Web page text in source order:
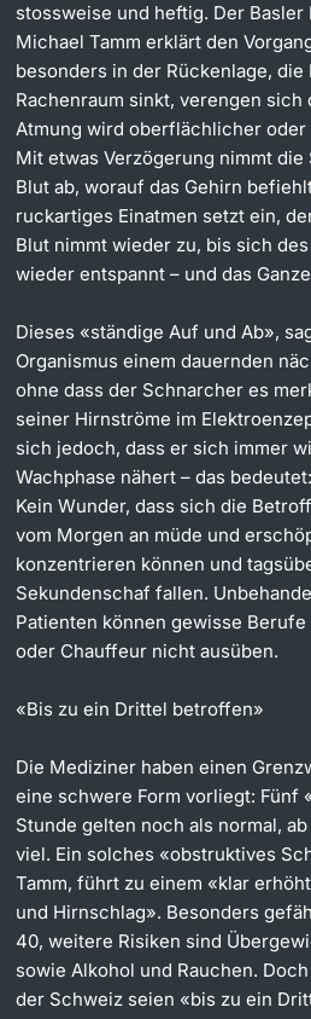
stossweise und heftig. Der Basler
Michael Tamm erklärt den
besonders in der Rückenlage,
Rachenraum sinkt, verengen sich
Atmung wird oberflächlicher oder
Mit etwas Verzögerung nimmt
Blut ab, worauf das Gehirn
ruckartiges Einatmen setzt ein,
Blut nimmt wieder zu, bis sich
wieder entspannt – und das
Dieses «ständige Auf und Ab»,
Organismus einem dauernden
ohne dass der Schnarcher es
seiner Hirnströme im
sich jedoch, dass er sich immer
Wachphase nähert – das
Kein Wunder, dass sich die
vom Morgen an müde und
konzentrieren können und
Sekundenschaf fallen.
Patienten können gewisse
oder Chauffeur nicht ausüben.
«Bis zu ein Drittel betroffen»
Die Mediziner haben einen
eine schwere Form vorliegt: Fünf
Stunde gelten noch als normal,
viel. Ein solches «obstruktives
Tamm, führt zu einem «klar
und Hirnschlag». Besonders
40, weitere Risiken sind
sowie Alkohol und Rauchen.
der Schweiz seien «bis zu ein